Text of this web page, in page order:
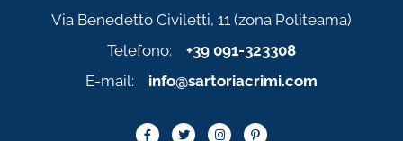
Via Benedetto Civiletti, 11 (zona Politeama)
Telefono: +39 091-323308
E-mail: info@sartoriacrimi.com